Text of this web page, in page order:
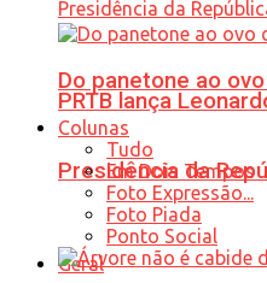
PRTB lança
Presidência da
Geral
Do panetone ao
Colunas
Tudo
Em Dois Tempos
Foto Expressão...
Foto Piada
Ponto Social